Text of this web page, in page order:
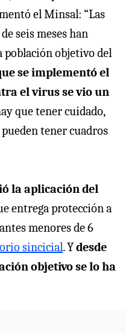
el Minsal: “Las
seis meses han
población objetivo del
se implementó el
el virus se vio un
que tener cuidado,
tener cuadros
la aplicación del
entrega protección a
menores de 6
sincicial. Ydesde
objetivo se lo ha